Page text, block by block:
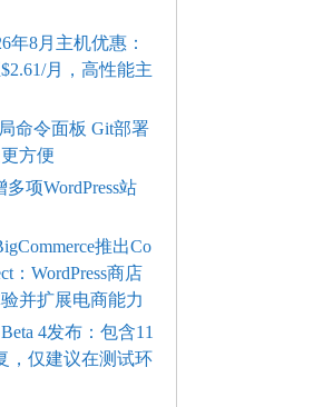
年8月主机优惠：
月，高性能主
命令面板 Git部署
方便
项WordPress站
推出Co
：WordPress商店
并扩展电商能力
4发布：包含11
，仅建议在测试环